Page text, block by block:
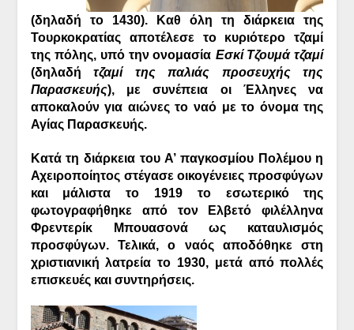
(δηλαδή το 1430). Καθ όλη τη διάρκεια της
Τουρκοκρατίας αποτέλεσε το κυριότερο τζαμί
της πόλης, υπό την ονομασία Εσκί Τζουμά τζαμί
(δηλαδήτζαμί της παλιάς προσευχής της
Παρασκευής), με συνέπεια οι Έλληνες να
αποκαλούν για αιώνες το ναό με το όνομα της
Αγίας Παρασκευής.
Κατά τη διάρκεια του Α’ παγκοσμίου Πολέμου η
Αχειροποίητος στέγασε οικογένειες προσφύγων
και μάλιστα το 1919 το εσωτερικό της
φωτογραφήθηκε από τον Ελβετό φιλέλληνα
Φρεντερίκ Μπουασονά ως καταυλισμός
προσφύγων. Τελικά, ο ναός αποδόθηκε στη
χριστιανική λατρεία το 1930, μετά από πολλές
επισκευές και συντηρήσεις.